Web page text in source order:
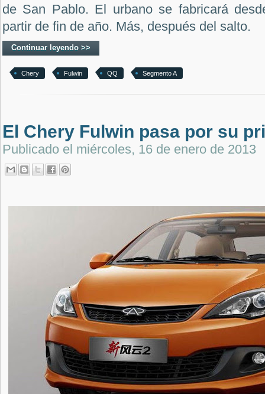
de San Pablo. El urbano se fabricará
partir de fin de año. Más, después del salto.
Continuar leyendo >>
Chery Fulwin QQ Segmento A
El Chery Fulwin pasa por su
Publicado el miércoles, 16 de enero de 2013